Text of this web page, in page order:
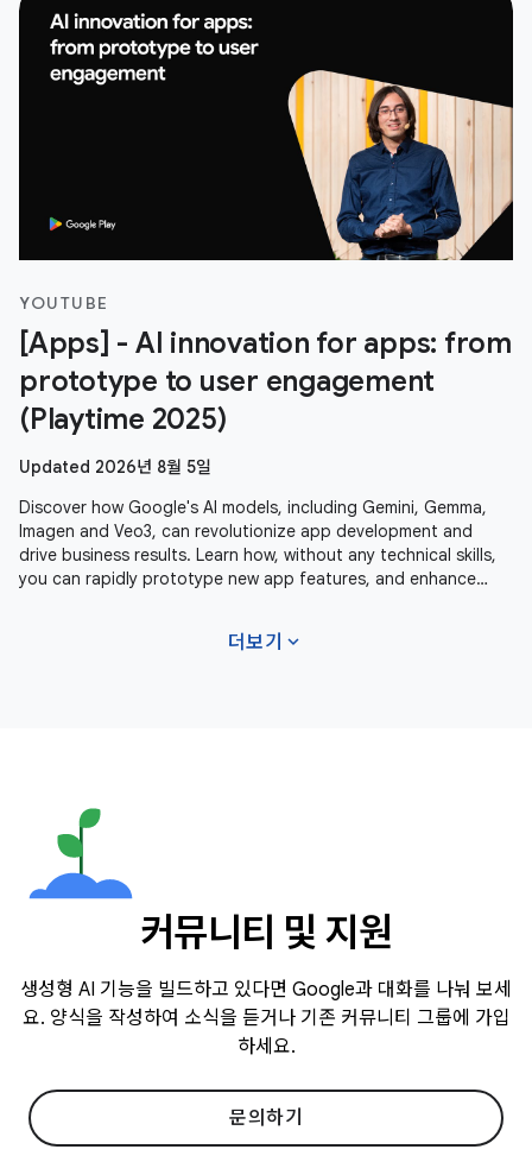
YOUTUBE
[Apps] - AI innovation for apps: from
prototype to user engagement
(Playtime 2025)
Updated 2026년 8월 5일
Discover how Google's AI models, including Gemini, Gemma,
Imagen and Veo3, can revolutionize app development and
drive business results. Learn how, without any technical skills,
you can rapidly prototype new app features, and enhance
더보기 expand_more
커뮤니티 및 지원
생성형 AI 기능을 빌드하고 있다면 Google과 대화를 나눠 보세
요. 양식을 작성하여 소식을 듣거나 기존 커뮤니티 그룹에 가입
하세요.
문의하기